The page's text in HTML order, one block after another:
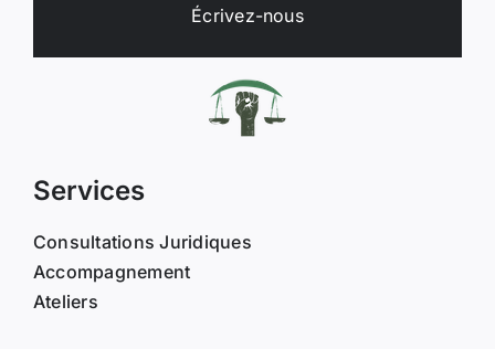
Écrivez-nous
Services
Consultations Juridiques
Accompagnement
Ateliers